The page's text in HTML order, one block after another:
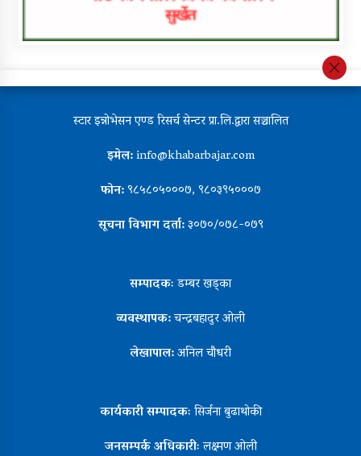
स्टार इन्नोभेसन एण्ड रिसर्च सेन्टर प्रा.लि.द्वारा सञ्चालित
इमेल:info@khabarbajar.com
फोन:९८५८०५०००७, ९८०३९५०००७
सूचना विभाग दर्ता:३०७०/०७८-०७९
सम्पादकःडम्बर खड्का
व्यवस्थापक:चन्द्रबहादुर ओली
लेखापाल:अनिल चौधरी
कार्यकारी सम्पादकःसिर्जना बुढाथोकी
जनसम्पर्क अधिकारीःलक्ष्मण ओली